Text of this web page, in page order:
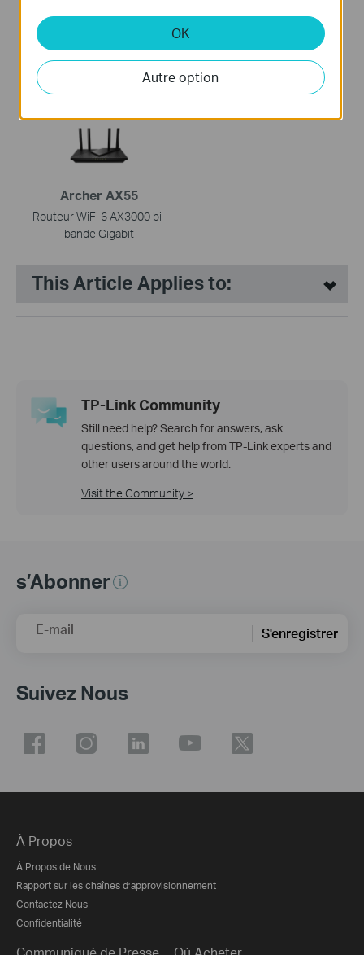
Tapo C410 KIT
intelligente sans fil +
Tapo A200
Panneau Solaire Tapo pour
caméras sur batterie C4xx
Archer AX55
Routeur WiFi 6 AX3000 bi-
bande Gigabit
This Article Applies to:
TP-Link Community
Still need help? Search for answers, ask
questions, and get help from TP-Link experts and
other users around the world.
Visit the Community >
s’Abonner
E-mail S'enregistrer
Suivez Nous
À Propos
À Propos de Nous
Rapport sur les chaînes d’approvisionnement
Contactez Nous
Confidentialité
OK
Autre option